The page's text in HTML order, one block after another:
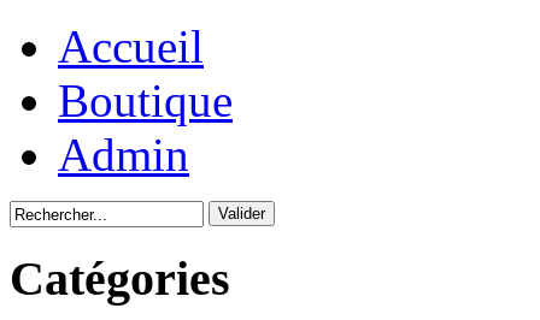
Accueil
Boutique
Admin
Catégories